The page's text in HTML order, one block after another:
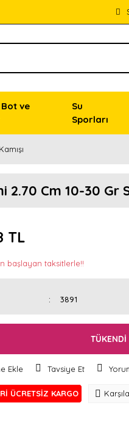
ve
Su
Sporları
2.70 Cm 10-30 Gr
TL
başlayan taksitlerle!!
3891
TÜKENDİ
Tavsiye Et
ÜCRETSİZ KARGO